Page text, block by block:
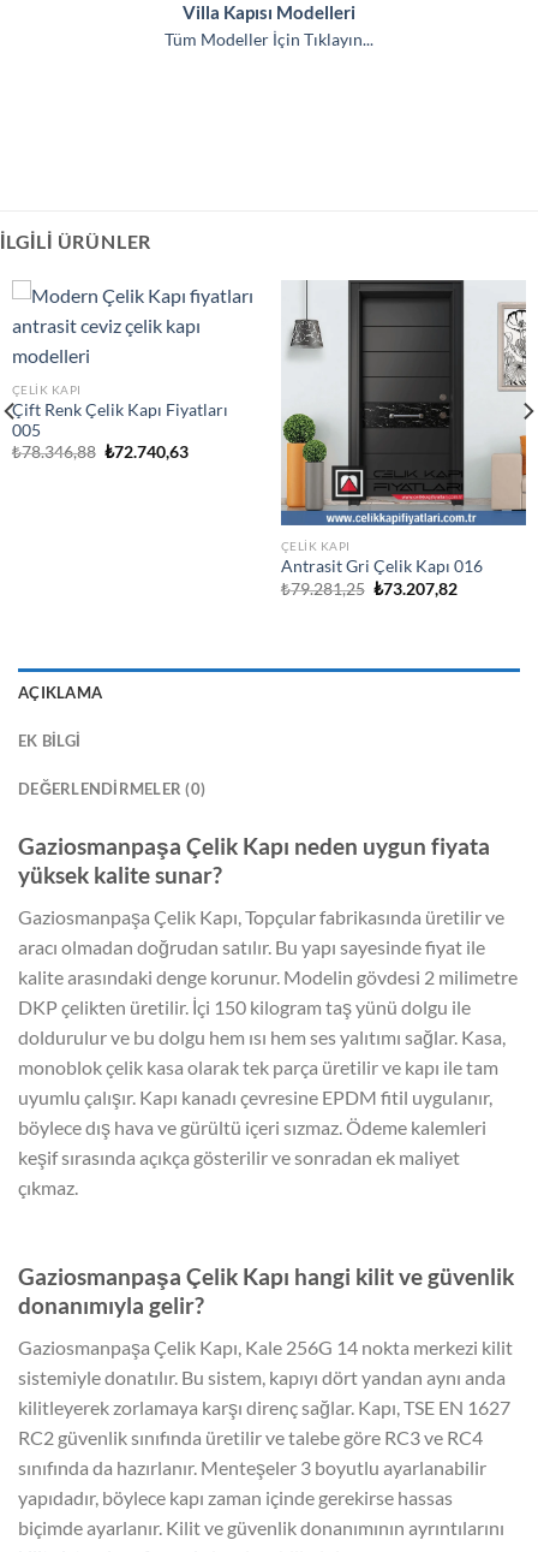
Villa Kapısı Modelleri
Tüm Modeller İçin Tıklayın...
İLGILI ÜRÜNLER
ÇELIK KAPI
Çift Renk Çelik Kapı Fiyatları
005
₺78.346,88 Orijinal
₺72.740,63Şu
ÇELIK KAPI
Antrasit Gri Çelik Kapı 016
₺79.281,25 Orijinal
₺73.207,82Şu
AÇIKLAMA
EK BILGI
DEĞERLENDIRMELER (0)
Gaziosmanpaşa Çelik Kapı neden uygun fiyata
yüksek kalite sunar?
Gaziosmanpaşa Çelik Kapı, Topçular fabrikasında üretilir ve
aracı olmadan doğrudan satılır. Bu yapı sayesinde fiyat ile
kalite arasındaki denge korunur. Modelin gövdesi 2 milimetre
DKP çelikten üretilir. İçi 150 kilogram taş yünü dolgu ile
doldurulur ve bu dolgu hem ısı hem ses yalıtımı sağlar. Kasa,
monoblok çelik kasa olarak tek parça üretilir ve kapı ile tam
uyumlu çalışır. Kapı kanadı çevresine EPDM fitil uygulanır,
böylece dış hava ve gürültü içeri sızmaz. Ödeme kalemleri
keşif sırasında açıkça gösterilir ve sonradan ek maliyet
çıkmaz.
Gaziosmanpaşa Çelik Kapı hangi kilit ve güvenlik
donanımıyla gelir?
Gaziosmanpaşa Çelik Kapı, Kale 256G 14 nokta merkezi kilit
sistemiyle donatılır. Bu sistem, kapıyı dört yandan aynı anda
kilitleyerek zorlamaya karşı direnç sağlar. Kapı, TSE EN 1627
RC2 güvenlik sınıfında üretilir ve talebe göre RC3 ve RC4
sınıfında da hazırlanır. Menteşeler 3 boyutlu ayarlanabilir
yapıdadır, böylece kapı zaman içinde gerekirse hassas
biçimde ayarlanır. Kilit ve güvenlik donanımının ayrıntılarını